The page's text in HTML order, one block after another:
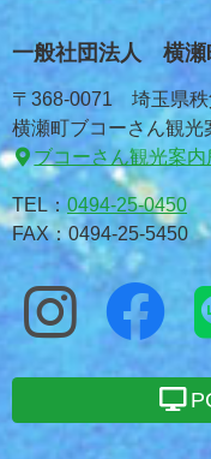
一般社団法人 横瀬
〒368-0071 埼玉県秩
横瀬町ブコーさん観光
ブコーさん観光案内
TEL：0494-25-0450
FAX：0494-25-5450